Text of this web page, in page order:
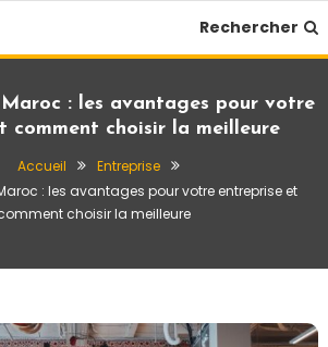
Rechercher
: les avantages pour votre
comment choisir la meilleure
Accueil
Entreprise
: les avantages pour votre entreprise et
choisir la meilleure